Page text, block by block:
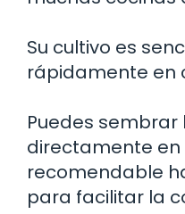
Su cultivo es
rápidamente en
Puedes sembrar
directamente en
recomendable
para facilitar la